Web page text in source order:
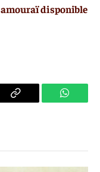
disponible
Copier